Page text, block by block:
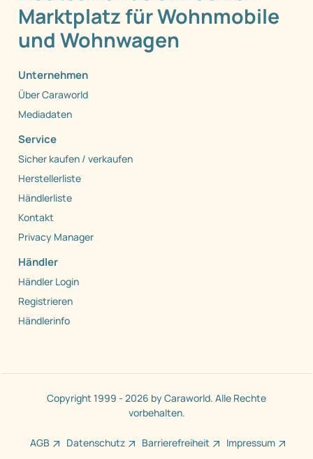
Marktplatz für Wohnmobile
und Wohnwagen
Unternehmen
Über Caraworld
Mediadaten
Service
Sicher kaufen / verkaufen
Herstellerliste
Händlerliste
Kontakt
Privacy Manager
Händler
Händler Login
Registrieren
Händlerinfo
Copyright 1999 - 2026 by Caraworld. Alle Rechte
vorbehalten.
AGB Datenschutz Barrierefreiheit Impressum